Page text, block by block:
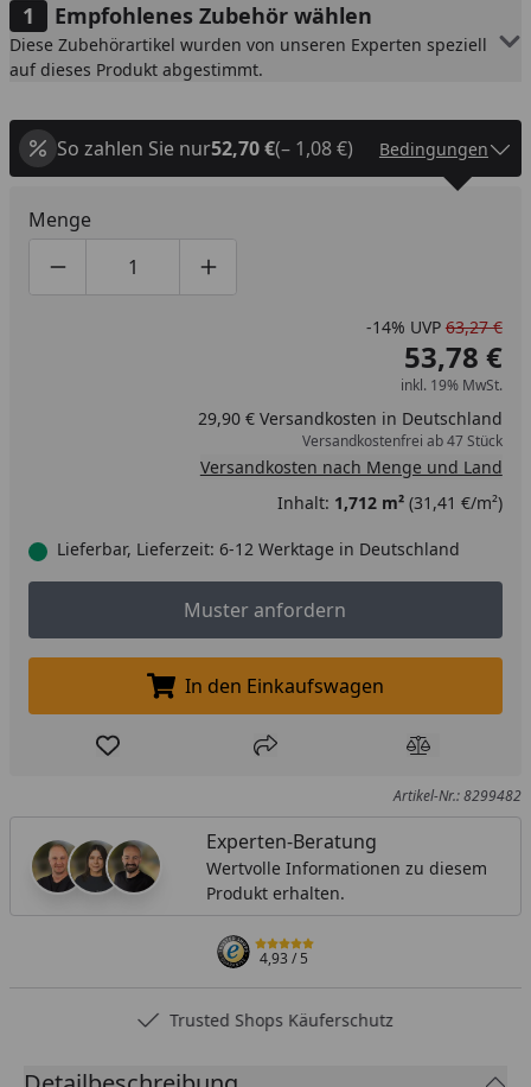
Empfohlenes Zubehör wählen
Diese Zubehörartikel wurden von unseren Experten speziell
auf dieses Produkt abgestimmt.
So zahlen Sie nur52,70 €(– 1,08 €) Bedingungen
Menge
Produktmenge um eins verringern
Produktmenge manuell eingeben
Produktmenge um eins erhöhen
-14% UVP 63,27 €
53,78 €
inkl. 19% MwSt.
29,90 € Versandkosten in Deutschland
Versandkostenfrei ab 47 Stück
Versandkosten nach Menge und Land
Inhalt: 1,712 m²(31,41 €/m²)
Lieferbar, Lieferzeit: 6-12 Werktage in Deutschland
Muster anfordern
Muster anfordern
In den Einkaufswagen legen
In den Einkaufswagen
Produkt zur Wunschliste hinzufügen
Teilen Produkt
Artikel-Nr.: 8299482
Experten-Beratung
Wertvolle Informationen zu diesem
Produkt erhalten.
4,93/ 5
Trusted Shops Käuferschutz